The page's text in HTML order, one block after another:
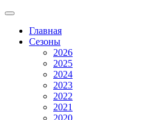
Главная
Сезоны
2026
2025
2024
2023
2022
2021
2020